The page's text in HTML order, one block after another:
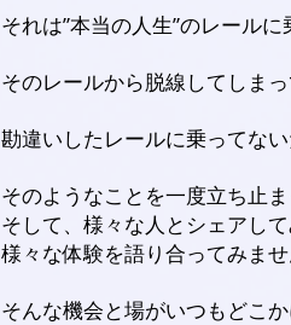
それは”本当の人生”のレールに
そのレールから脱線してしまっ
勘違いしたレールに乗ってない
そのようなことを一度立ち止
そして、様々な人とシェアし
様々な体験を語り合ってみませ
そんな機会と場がいつもどこか